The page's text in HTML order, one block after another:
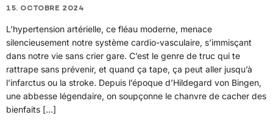
15. OCTOBRE 2024
L’hypertension artérielle, ce fléau moderne, menace
silencieusement notre système cardio-vasculaire, s’immisçant
dans notre vie sans crier gare. C’est le genre de truc qui te
rattrape sans prévenir, et quand ça tape, ça peut aller jusqu’à
l’infarctus ou la stroke. Depuis l’époque d’Hildegard von Bingen,
une abbesse légendaire, on soupçonne le chanvre de cacher des
bienfaits […]